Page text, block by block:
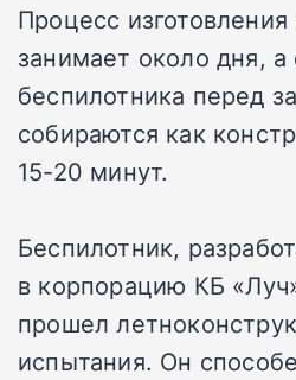
Процесс
занимает около дня, а
беспилотника перед
собираются как
15-20 минут.
Беспилотник,
в корпорацию КБ
прошел
испытания. Он